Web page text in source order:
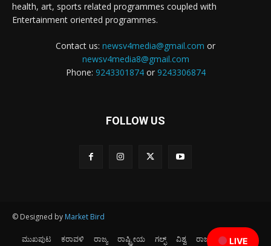
LIVE
health, art, sports related programmes coupled with
Entertainment oriented programmes.
Contact us: newsv4media@gmail.com or
newsv4media8@gmail.com
Phone: 9243301874or 9243306874
FOLLOW US
© Designed by Market Bird
ಮುಖಪುಟ ಕರಾವಳಿ ರಾಜ್ಯ ರಾಷ್ಟ್ರೀಯ ಗಲ್ಫ್ ವಿಶ್ವ ರಾಜಕೀಯ ಕ್ರೀಡೆ